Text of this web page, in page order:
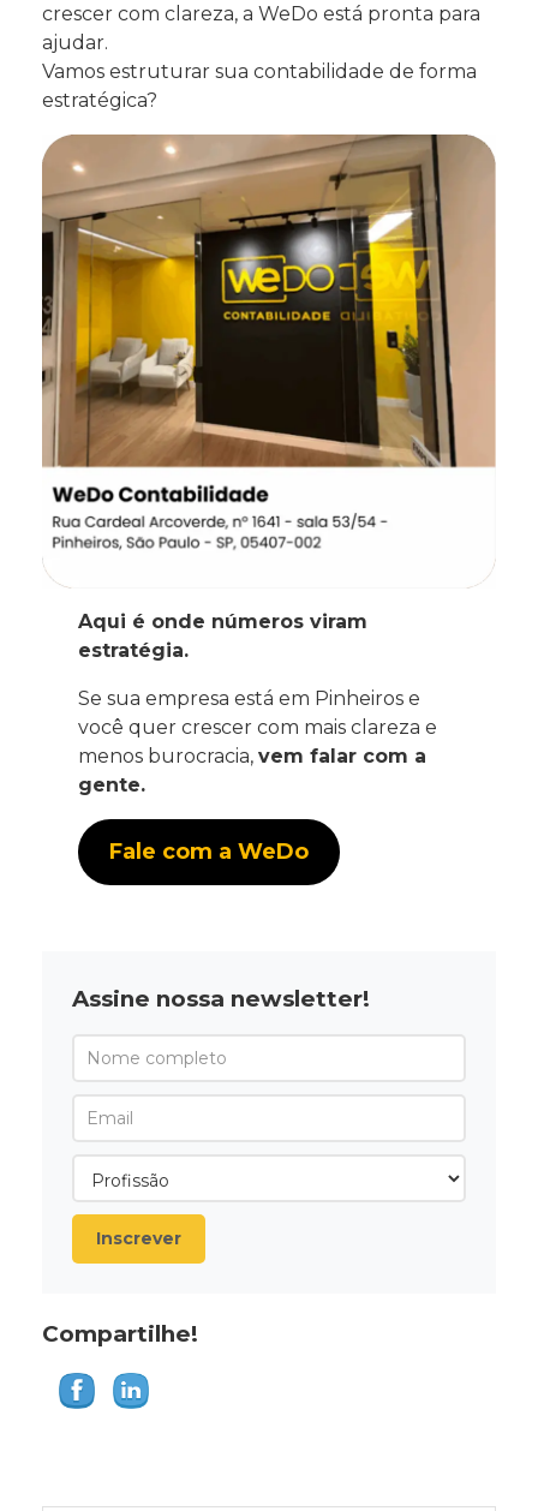
crescer com clareza, a WeDo está pronta para
ajudar.
Vamos estruturar sua contabilidade de forma
estratégica?
Aqui é onde números viram
estratégia.
Se sua empresa está em Pinheiros e
você quer crescer com mais clareza e
menos burocracia,vem falar com a
gente.
Fale com a WeDo
Assine nossa newsletter!
Inscrever
Compartilhe!